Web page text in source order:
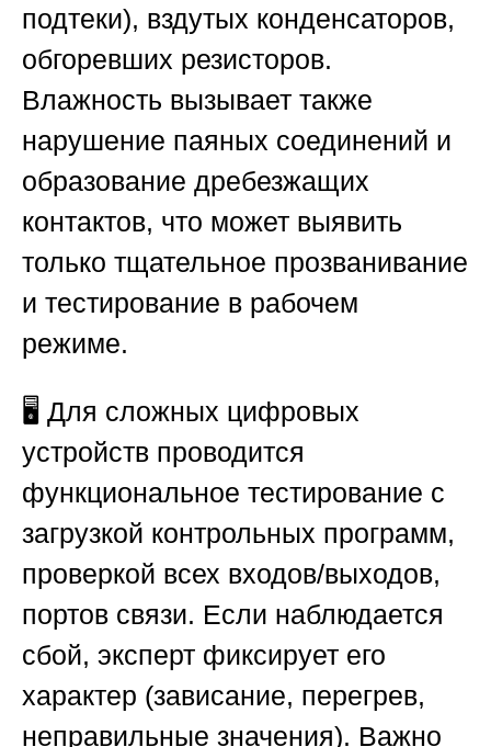
подтеки), вздутых конденсаторов,
обгоревших резисторов.
Влажность вызывает также
нарушение паяных соединений и
образование дребезжащих
контактов, что может выявить
только тщательное прозванивание
и тестирование в рабочем
режиме.
🖥️ Для сложных цифровых
устройств проводится
функциональное тестирование с
загрузкой контрольных программ,
проверкой всех входов/выходов,
портов связи. Если наблюдается
сбой, эксперт фиксирует его
характер (зависание, перегрев,
неправильные значения). Важно